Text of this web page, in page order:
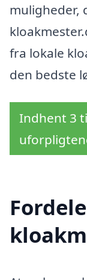
muligheder,
fra lokale
den bedste
Indhent 3